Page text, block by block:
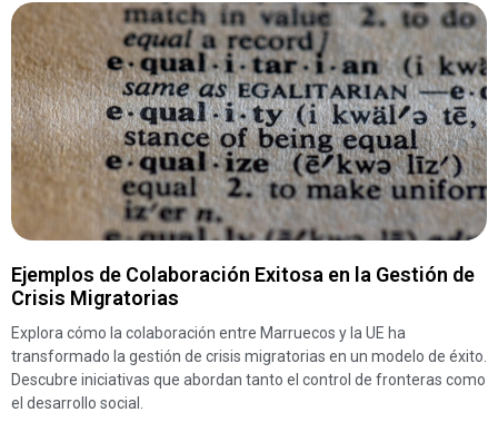
Ejemplos de Colaboración Exitosa en la Gestión de
Crisis Migratorias
Explora cómo la colaboración entre Marruecos y la UE ha
transformado la gestión de crisis migratorias en un modelo de éxito.
Descubre iniciativas que abordan tanto el control de fronteras como
el desarrollo social.